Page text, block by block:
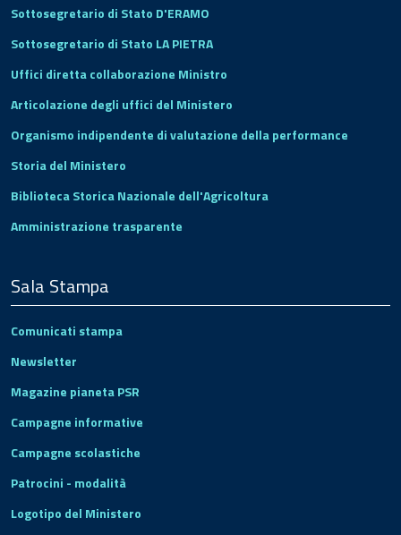
Sottosegretario di Stato D'ERAMO
Sottosegretario di Stato LA PIETRA
Uffici diretta collaborazione Ministro
Articolazione degli uffici del Ministero
Organismo indipendente di valutazione della performance
Storia del Ministero
Biblioteca Storica Nazionale dell'Agricoltura
Amministrazione trasparente
Sala Stampa
Comunicati stampa
Newsletter
Magazine pianeta PSR
Campagne informative
Campagne scolastiche
Patrocini - modalità
Logotipo del Ministero